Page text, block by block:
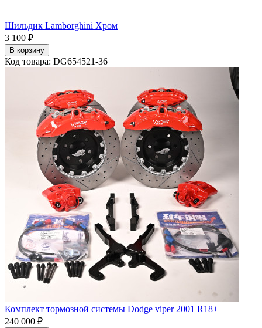
Шильдик Lamborghini Хром
3 100 ₽
В корзину
Код товара: DG654521-36
Комплект тормозной системы Dodge viper 2001 R18+
240 000 ₽